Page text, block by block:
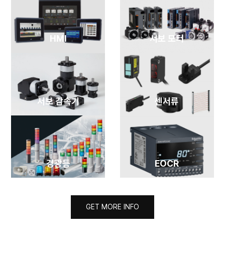
HMI 서보 모터
서보 감속기 센서류
경광등 EOCR
GET MORE INFO